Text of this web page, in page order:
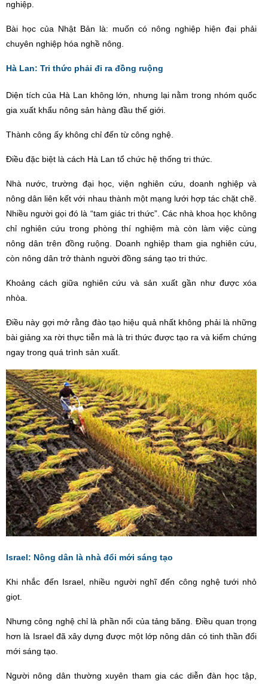
nghiệp.
Bài học của Nhật Bản là: muốn có nông nghiệp hiện đại phải
chuyên nghiệp hóa nghề nông.
Hà Lan: Tri thức phải đi ra đồng ruộng
Diện tích của Hà Lan không lớn, nhưng lại nằm trong nhóm quốc
gia xuất khẩu nông sản hàng đầu thế giới.
Thành công ấy không chỉ đến từ công nghệ.
Điều đặc biệt là cách Hà Lan tổ chức hệ thống tri thức.
Nhà nước, trường đại học, viện nghiên cứu, doanh nghiệp và
nông dân liên kết với nhau thành một mạng lưới hợp tác chặt chẽ.
Nhiều người gọi đó là “tam giác tri thức”. Các nhà khoa học không
chỉ nghiên cứu trong phòng thí nghiệm mà còn làm việc cùng
nông dân trên đồng ruộng. Doanh nghiệp tham gia nghiên cứu,
còn nông dân trở thành người đồng sáng tạo tri thức.
Khoảng cách giữa nghiên cứu và sản xuất gần như được xóa
nhòa.
Điều này gợi mở rằng đào tạo hiệu quả nhất không phải là những
bài giảng xa rời thực tiễn mà là tri thức được tạo ra và kiểm chứng
ngay trong quá trình sản xuất.
Israel: Nông dân là nhà đổi mới sáng tạo
Khi nhắc đến Israel, nhiều người nghĩ đến công nghệ tưới nhỏ
giọt.
Nhưng công nghệ chỉ là phần nổi của tảng băng. Điều quan trọng
hơn là Israel đã xây dựng được một lớp nông dân có tinh thần đổi
mới sáng tạo.
Người nông dân thường xuyên tham gia các diễn đàn học tập,